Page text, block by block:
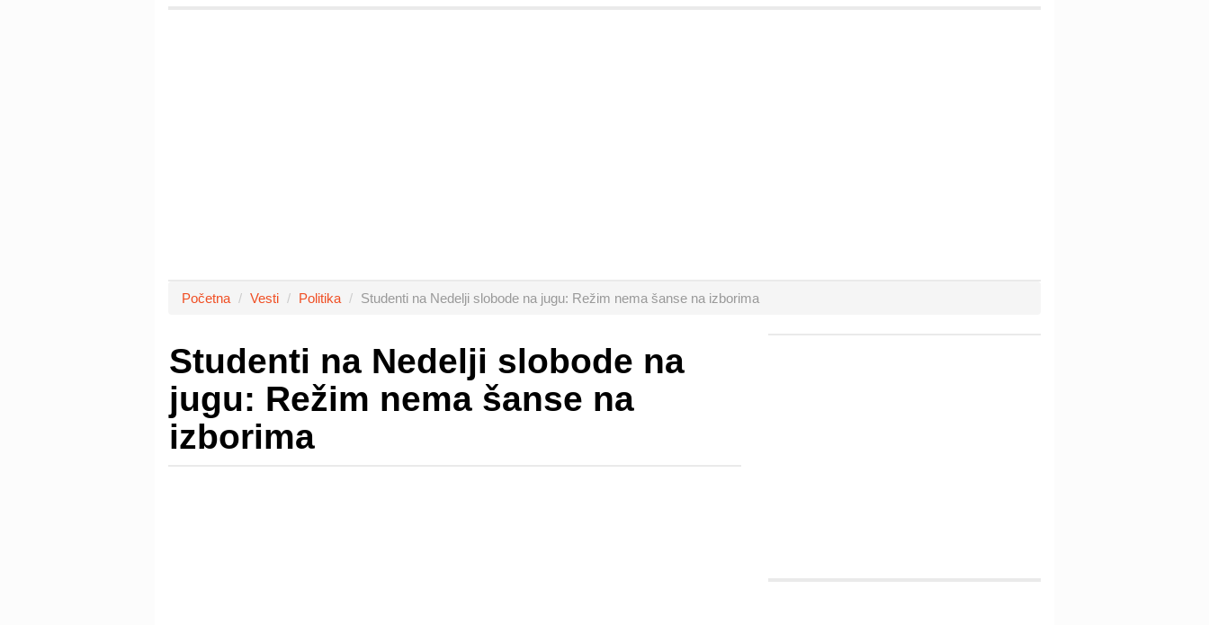
Početna Vesti Politika Studenti na Nedelji slobode na jugu: Režim nema šanse na izborima
Studenti na Nedelji slobode na
jugu: Režim nema šanse na
izborima